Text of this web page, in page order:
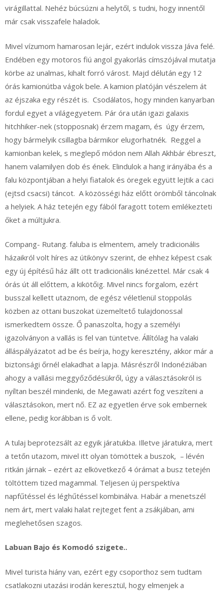
virágillattal. Nehéz búcsúzni a helytől, s tudni, hogy innentől
már csak visszafele haladok.
Mivel vízumom hamarosan lejár, ezért indulok vissza Jáva felé.
Endében egy motoros fiú angol gyakorlás címszójával mutatja
körbe az unalmas, kihalt forró várost. Majd délután egy 12
órás kamionútba vágok bele. A kamion platóján vészelem át
az éjszaka egy részét is. Csodálatos, hogy minden kanyarban
fordul egyet a világegyetem. Pár óra után igazi galaxis
hitchhiker-nek (stopposnak) érzem magam, és úgy érzem,
hogy bármelyik csillagba bármikor elugorhatnék. Reggel a
kamionban kelek, s meglepő módon nem Allah Akhbár ébreszt,
hanem valamilyen dob és ének. Elindulok a hang irányába és a
falu központjában a helyi fiatalok és öregek együtt lejtik a caci
(ejtsd csacsi) táncot. A közösségi ház előtt örömből táncolnak
a helyiek. A ház tetején egy fából faragott totem emlékezteti
őket a múltjukra.
Compang- Rutang. faluba is elmentem, amely tradicionális
házaikról volt híres az útikönyv szerint, de ehhez képest csak
egy új építésű ház állt ott tradicionális kinézettel. Már csak 4
órás út áll előttem, a kikötőig. Mivel nincs forgalom, ezért
busszal kellett utaznom, de egész véletlenül stoppolás
közben az ottani buszokat üzemeltető tulajdonossal
ismerkedtem össze. Ő panaszolta, hogy a személyi
igazolványon a vallás is fel van tüntetve. Állítólag ha valaki
álláspályázatot ad be és beírja, hogy keresztény, akkor már a
biztonsági őrnél elakadhat a lapja. Másrészről Indonéziában
ahogy a vallási meggyőződésükről, úgy a választásokról is
nyíltan beszél mindenki, de Megawati azért fog veszíteni a
választásokon, mert nő. EZ az egyetlen érve sok embernek
ellene, pedig korábban is ő volt.
A tulaj beprotezsált az egyik járatukba. Illetve járatukra, mert
a tetőn utazom, mivel itt olyan tömöttek a buszok, – lévén
ritkán járnak – ezért az elkövetkező 4 órámat a busz tetején
töltöttem tized magammal. Teljesen új perspektíva
napfűtéssel és léghűtéssel kombinálva. Habár a menetszél
nem árt, mert valaki halat rejteget fent a zsákjában, ami
meglehetősen szagos.
Labuan Bajo és Komodó szigete..
Mivel turista hiány van, ezért egy csoporthoz sem tudtam
csatlakozni utazási irodán keresztül, hogy elmenjek a